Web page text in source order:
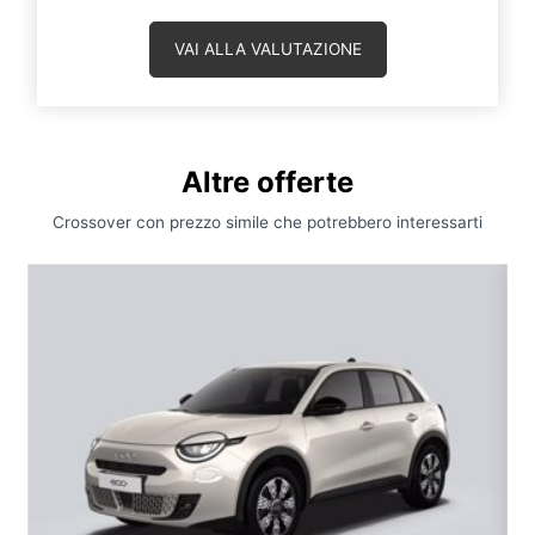
VAI ALLA VALUTAZIONE
Altre offerte
Crossover con prezzo simile che potrebbero interessarti